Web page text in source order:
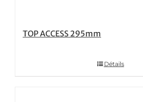
TOP ACCESS 295mm
Détails